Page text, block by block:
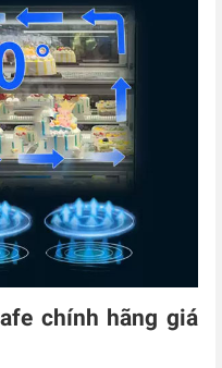
chính hãng giá